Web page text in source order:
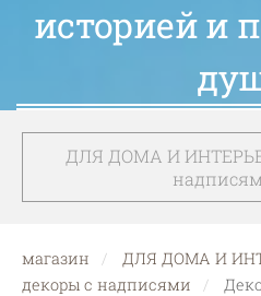
историей и
ДЛЯ ДОМА И
магазин
ДЛЯ ДОМА И
декоры с надписями